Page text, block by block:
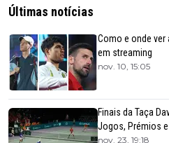
Últimas notícias
Como e onde ver
em streaming
nov. 10, 15:05
Finais da Taça
Jogos, Prémios
nov. 23, 19:18